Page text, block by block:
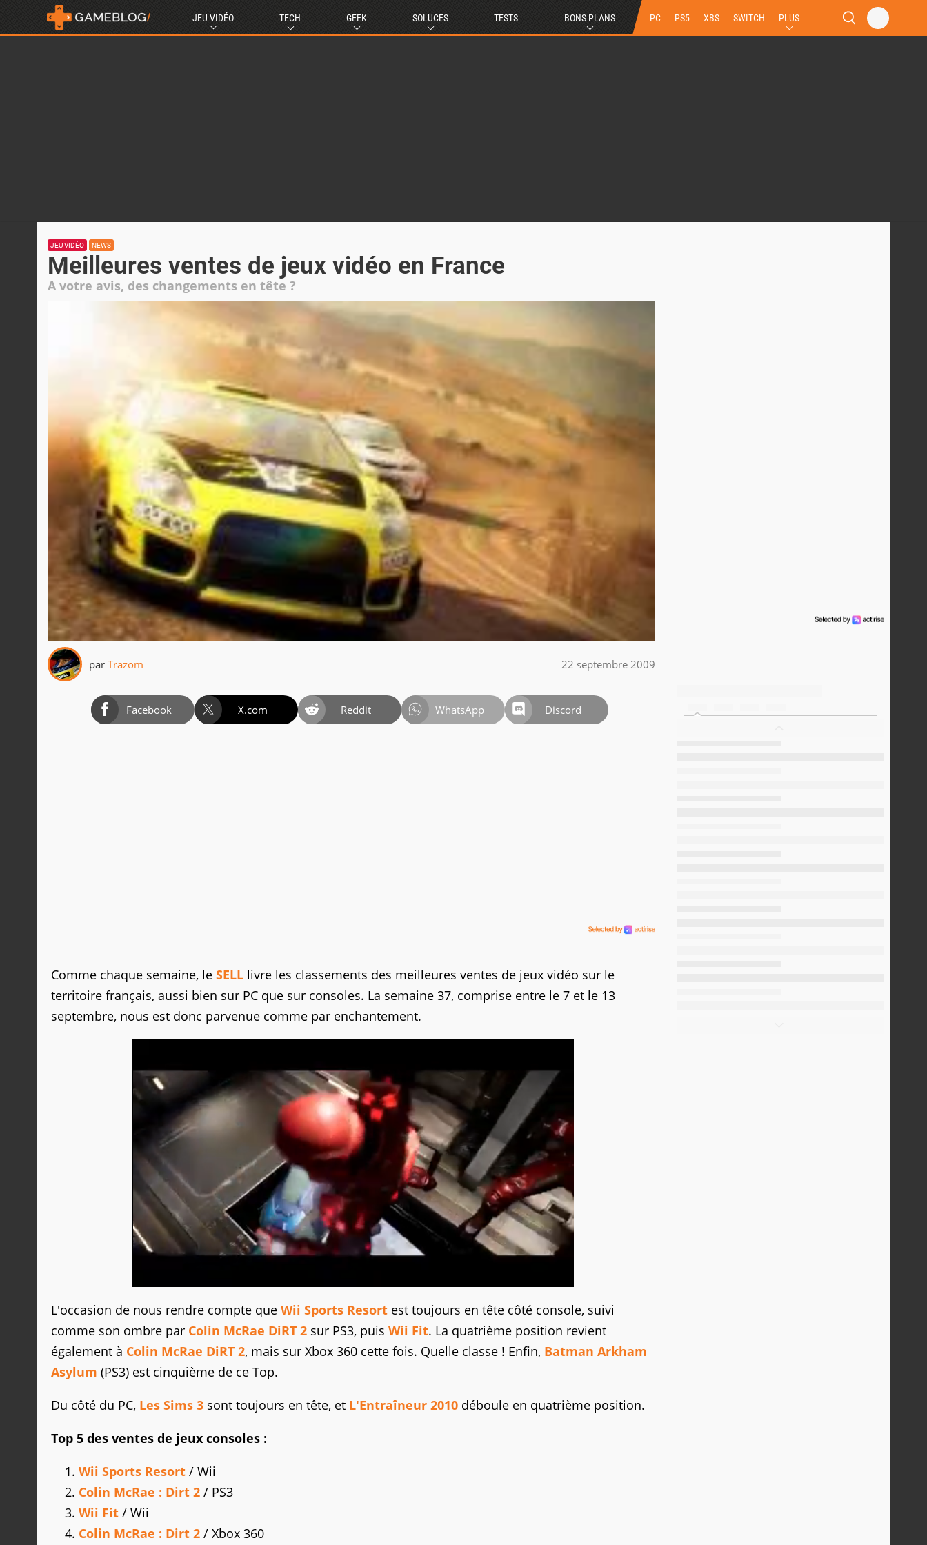
JEU VIDÉO TECH GEEK SOLUCES TESTS BONS PLANS PC PS5 XBS SWITCH PLUS
JEU VIDÉO NEWS
Meilleures ventes de jeux vidéo en France
A votre avis, des changements en tête ?
par Trazom 22 septembre 2009
Facebook X.com Reddit WhatsApp Discord
Comme chaque semaine, le SELL livre les classements des meilleures ventes de jeux vidéo sur le
territoire français, aussi bien sur PC que sur consoles. La semaine 37, comprise entre le 7 et le 13
septembre, nous est donc parvenue comme par enchantement.
L'occasion de nous rendre compte que Wii Sports Resort est toujours en tête côté console, suivi
comme son ombre par Colin McRae DiRT 2 sur PS3, puis Wii Fit. La quatrième position revient
également à Colin McRae DiRT 2, mais sur Xbox 360 cette fois. Quelle classe ! Enfin, Batman Arkham
Asylum (PS3) est cinquième de ce Top.
Du côté du PC, Les Sims 3 sont toujours en tête, et L'Entraîneur 2010 déboule en quatrième position.
Top 5 des ventes de jeux consoles :
Wii Sports Resort / Wii
Colin McRae : Dirt 2 / PS3
Wii Fit / Wii
Colin McRae : Dirt 2 / Xbox 360